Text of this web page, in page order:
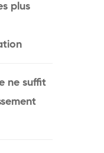
plus
ne suffit